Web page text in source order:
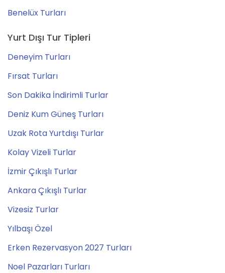
Benelüx Turları
Yurt Dışı Tur Tipleri
Deneyim Turları
Fırsat Turları
Son Dakika İndirimli Turlar
Deniz Kum Güneş Turları
Uzak Rota Yurtdışı Turlar
Kolay Vizeli Turlar
İzmir Çıkışlı Turlar
Ankara Çıkışlı Turlar
Vizesiz Turlar
Yılbaşı Özel
Erken Rezervasyon 2027 Turları
Noel Pazarları Turları